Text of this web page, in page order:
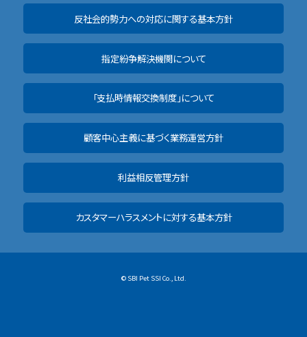
反社会的勢力への対応に関する基本方針
指定紛争解決機関について
「支払時情報交換制度」について
顧客中心主義に基づく業務運営方針
利益相反管理方針
カスタマーハラスメントに対する基本方針
© SBI Pet SSI Co., Ltd.